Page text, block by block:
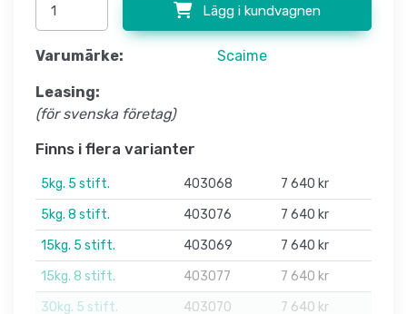
Lägg i kundvagnen
Varumärke: Scaime
Leasing:
(för svenska företag)
Finns i flera varianter
5kg. 5 stift. 403068
7 640 kr
5kg. 8 stift.
403076
7 640 kr
15kg. 5 stift.
403069
7 640 kr
15kg. 8 stift.
403077
7 640 kr
30kg. 5 stift.
403070 7 640 kr